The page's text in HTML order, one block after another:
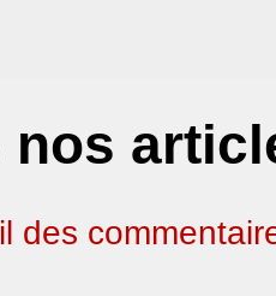
nos
des